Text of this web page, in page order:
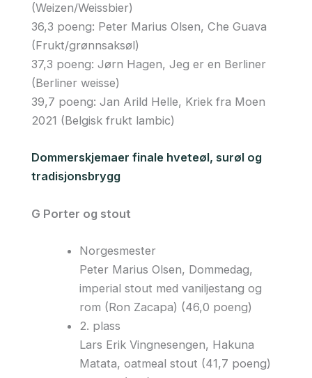
(Weizen/Weissbier)
36,3 poeng: Peter Marius Olsen, Che Guava
(Frukt/grønnsaksøl)
37,3 poeng: Jørn Hagen, Jeg er en Berliner
(Berliner weisse)
39,7 poeng: Jan Arild Helle, Kriek fra Moen
2021 (Belgisk frukt lambic)
Dommerskjemaer finale hveteøl, surøl og
tradisjonsbrygg
G Porter og stout
Norgesmester
Peter Marius Olsen, Dommedag,
imperial stout med vaniljestang og
rom (Ron Zacapa) (46,0 poeng)
2. plass
Lars Erik Vingnesengen, Hakuna
Matata, oatmeal stout (41,7 poeng)